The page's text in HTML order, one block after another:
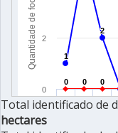
Total identificado de
hectares